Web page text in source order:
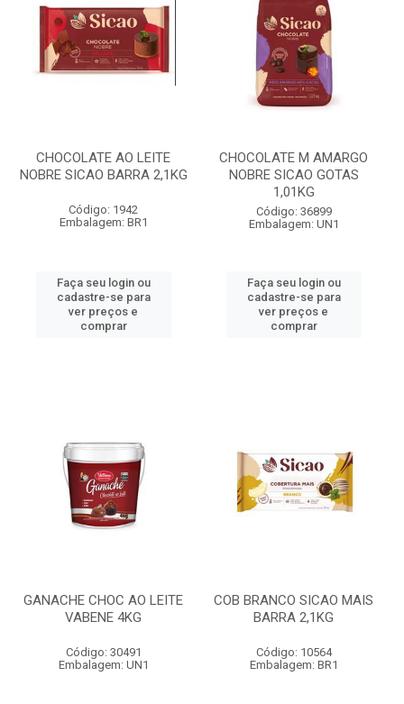
CHOCOLATE AO LEITE
NOBRE SICAO BARRA 2,1KG
Código: 1942
Embalagem: BR1
Faça seu login ou
cadastre-se para
ver preços e
comprar
CHOCOLATE M AMARGO
NOBRE SICAO GOTAS
1,01KG
Código: 36899
Embalagem: UN1
Faça seu login ou
cadastre-se para
ver preços e
comprar
GANACHE CHOC AO LEITE
VABENE 4KG
Código: 30491
Embalagem: UN1
COB BRANCO SICAO MAIS
BARRA 2,1KG
Código: 10564
Embalagem: BR1